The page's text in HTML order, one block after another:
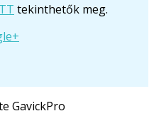
tekinthetők meg.
GavickPro